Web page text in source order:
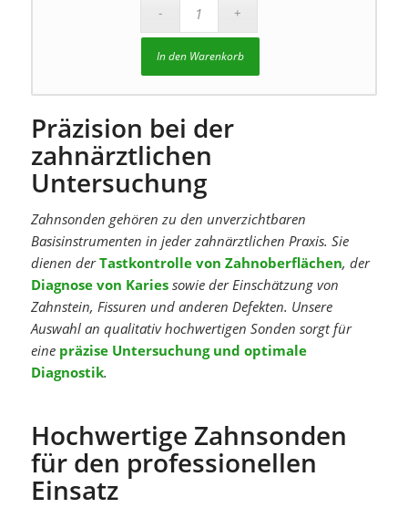
In den Warenkorb
Präzision bei der
zahnärztlichen
Untersuchung
Zahnsonden gehören zu den unverzichtbaren
Basisinstrumenten in jeder zahnärztlichen Praxis. Sie
dienen derTastkontrolle von Zahnoberflächen, der
Diagnose von Kariessowie der Einschätzung von
Zahnstein, Fissuren und anderen Defekten. Unsere
Auswahl an qualitativ hochwertigen Sonden sorgt für
eine präzise Untersuchung und optimale
Diagnostik.
Hochwertige Zahnsonden
für den professionellen
Einsatz